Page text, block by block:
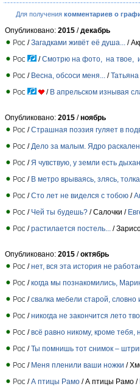
Для получения комментариев о
Опубликовано: 2015 /декабрь
/Загадками живёт её душа... /
/Смотрю на фото, на твое, и
/ Весна, обсоси меня... /
/ В апрельском изнывая
Опубликовано: 2015 /ноябрь
/Страшная поэзия гуляет в
/ Дело за малым. Ядро
/ Я чувствую, у земли есть
/ В метро врываясь, злясь,
/Сто лет не виделся с тобою /
/ Чей ты будешь? / Салочки /
/растилается постель... /
Опубликовано: 2015 /октябрь
/нет, вся эта история не
/когда мы познакомились,
/свалка мебели старой, словно
/никогда не закончится лето
/всё равно никому, кроме тебя,
/Ты помнишь тот снимок –
/ Меня пленили ваши ножки /
/А птицы Рамо / А птицы Рамо /